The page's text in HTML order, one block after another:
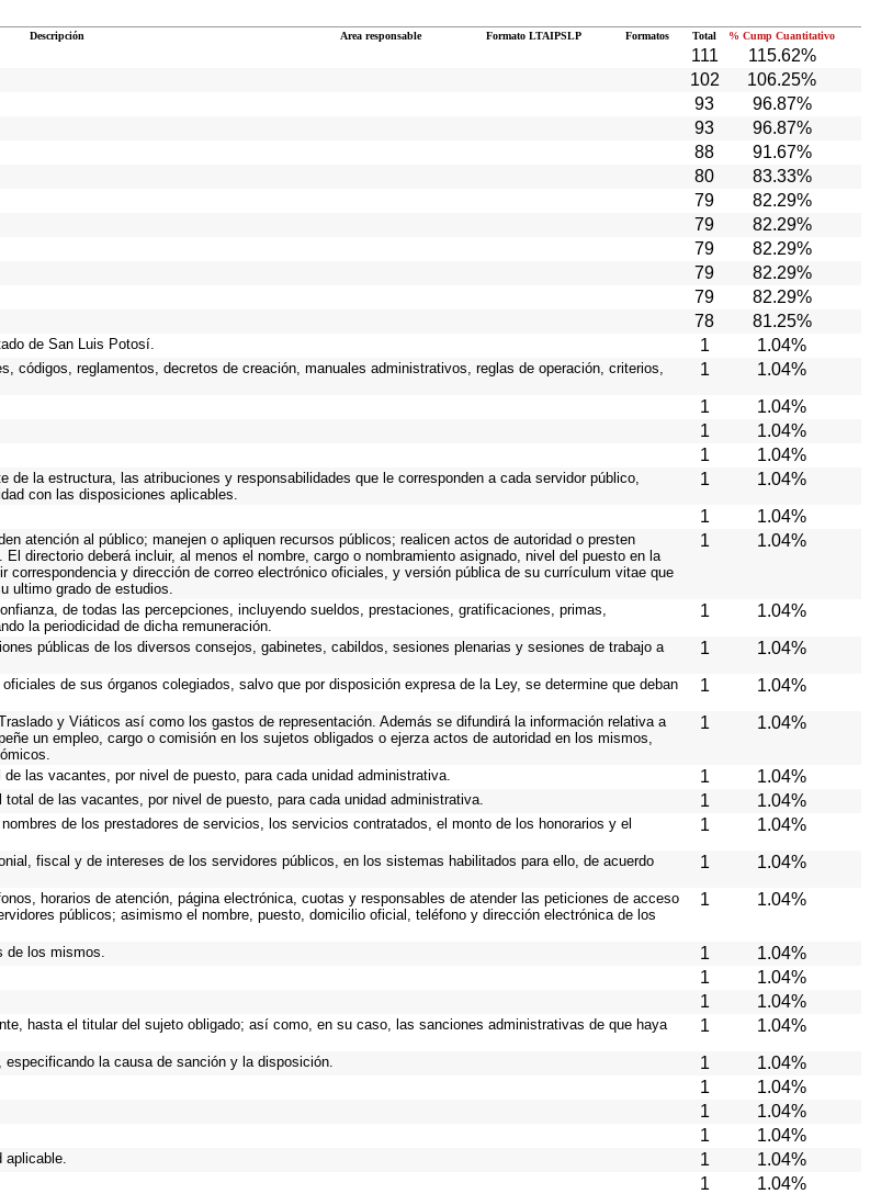
Descripción Area responsable Formato LTAIPSLP Formatos Total % Cump Cuantitativo
111 115.62%
102 106.25%
93 96.87%
93 96.87%
88 91.67%
80 83.33%
79 82.29%
79 82.29%
79 82.29%
79 82.29%
79 82.29%
78 81.25%
de San Luis Potosí. 1 1.04%
códigos, reglamentos, decretos de creación, manuales administrativos, reglas de operación, criterios,
1 1.04%
1 1.04%
1 1.04%
1 1.04%
la estructura, las atribuciones y responsabilidades que le corresponden a cada servidor público,
con las disposiciones aplicables.
1 1.04%
1 1.04%
atención al público; manejen o apliquen recursos públicos; realicen actos de autoridad o presten
directorio deberá incluir, al menos el nombre, cargo o nombramiento asignado, nivel del puesto en la
y dirección de correo electrónico oficiales, y versión pública de su currículum vitae que
ultimo grado de estudios.
1 1.04%
de todas las percepciones, incluyendo sueldos, prestaciones, gratificaciones, primas,
la periodicidad de dicha remuneración.
1 1.04%
públicas de los diversos consejos, gabinetes, cabildos, sesiones plenarias y sesiones de trabajo a
1 1.04%
de sus órganos colegiados, salvo que por disposición expresa de la Ley, se determine que deban
1 1.04%
y Viáticos así como los gastos de representación. Además se difundirá la información relativa a
un empleo, cargo o comisión en los sujetos obligados o ejerza actos de autoridad en los mismos,
1 1.04%
las vacantes, por nivel de puesto, para cada unidad administrativa. 1 1.04%
de las vacantes, por nivel de puesto, para cada unidad administrativa. 1 1.04%
de los prestadores de servicios, los servicios contratados, el monto de los honorarios y el
1 1.04%
fiscal y de intereses de los servidores públicos, en los sistemas habilitados para ello, de acuerdo
1 1.04%
horarios de atención, página electrónica, cuotas y responsables de atender las peticiones de acceso
públicos; asimismo el nombre, puesto, domicilio oficial, teléfono y dirección electrónica de los
1 1.04%
de los mismos. 1 1.04%
1 1.04%
1 1.04%
hasta el titular del sujeto obligado; así como, en su caso, las sanciones administrativas de que haya
1 1.04%
la causa de sanción y la disposición. 1 1.04%
1 1.04%
1 1.04%
1 1.04%
aplicable. 1 1.04%
1 1.04%